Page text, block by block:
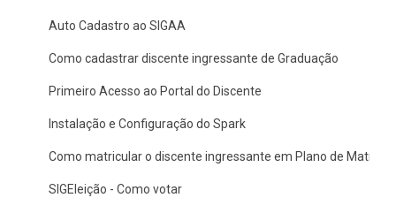
Auto Cadastro ao SIGAA
Como cadastrar discente ingressante de Graduação
Primeiro Acesso ao Portal do Discente
Instalação e Configuração do Spark
Como matricular o discente ingressante em Plano de
SIGEleição - Como votar